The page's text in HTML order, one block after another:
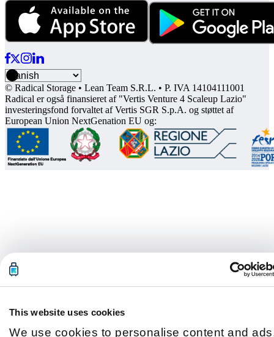
This website uses cookies
We use cookies to personalise content and
© Radical Storage • Lean Team S.R.L. • P. IVA 14104111001
Radical er også finansieret af "Vertis Venture 4 Scaleup Lazio"
investeringsfond forvaltet af Vertis SGR S.p.A. og støttet af
European Union NextGenation EU og: